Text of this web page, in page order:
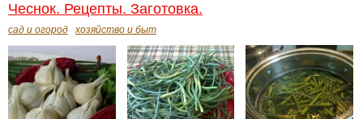
Чеснок. Рецепты. Заготовка.
сад и огород хозяйство и быт